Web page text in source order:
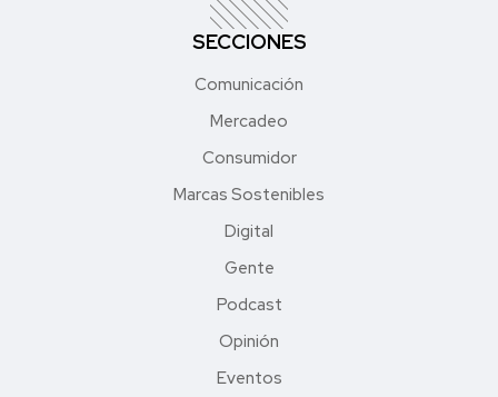
SECCIONES
Comunicación
Mercadeo
Consumidor
Marcas Sostenibles
Digital
Gente
Podcast
Opinión
Eventos